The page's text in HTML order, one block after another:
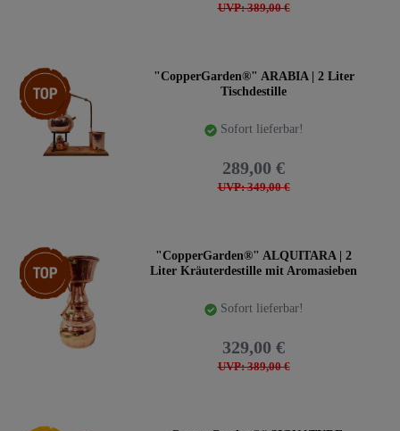
UVP: 389,00 €
Top-Artikel
"CopperGarden®" ARABIA | 2 Liter
Tischdestille
Sofort lieferbar!
UVP: 349,00 €
289,00 €
Top-Artikel
"CopperGarden®" ALQUITARA | 2
Liter Kräuterdestille mit Aromasieben
Sofort lieferbar!
UVP: 389,00 €
329,00 €